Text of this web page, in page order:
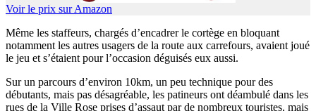
Voir le prix sur Amazon
Même les staffeurs, chargés d’encadrer le cortège en bloquant
notamment les autres usagers de la route aux carrefours, avaient joué
le jeu et s’étaient pour l’occasion déguisés eux aussi.
Sur un parcours d’environ 10km, un peu technique pour des
débutants, mais pas désagréable, les patineurs ont déambulé dans les
rues de la Ville Rose prises d’assaut par de nombreux touristes, mais